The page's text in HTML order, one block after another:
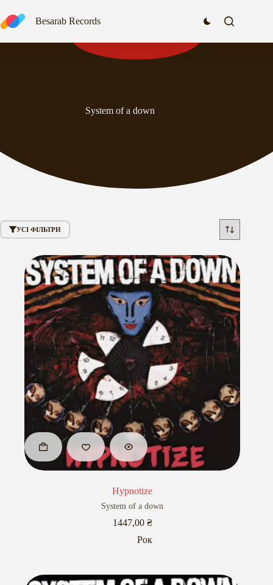
до
вмісту
Besarab Records
System of a down
УСІ ФІЛЬТРИ
Hypnotize
System of a down
1447,00 ₴
Рок